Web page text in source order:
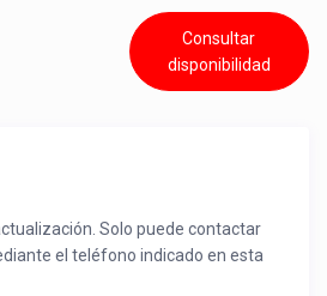
Consultar
disponibilidad
Solo puede contactar
el teléfono indicado en esta